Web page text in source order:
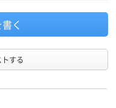
く
する